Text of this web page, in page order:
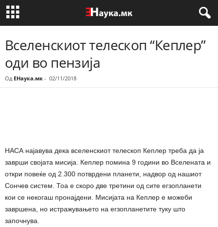
Вселенскиот телескоп “Кеплер”
оди во пензија
Од ЕНаука.мк - 02/11/2018
НАСА најавува дека вселенскиот телескоп Кеплер треба да ја
заврши својата мисија. Кеплер помина 9 години во Вселената и
откри повеќе од 2.300 потврдени планети, надвор од нашиот
Сончев систем. Тоа е скоро две третини од сите егзопланети
кои се некогаш пронајдени. Мисијата на Кеплер е можеби
завршена, но истражувањето на егзопланетите туку што
започнува.